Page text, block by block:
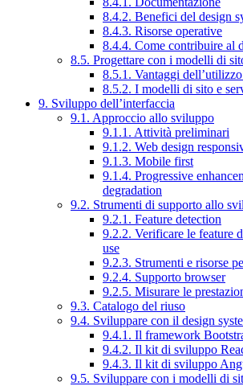
8.4.2. Benefici del design
8.4.3. Risorse operative
8.4.4. Come contribuire al
8.5. Progettare con i modelli di
8.5.1. Vantaggi
8.5.2. I modelli di sito e
9. Sviluppo dell’interfaccia
9.1. Approccio allo sviluppo
9.1.1. Attività preliminari
9.1.2. Web design
9.1.3. Mobile first
9.1.4. Progressive
degradation
9.2. Strumenti di supporto allo
9.2.1. Feature detection
9.2.2. Verificare le feature
use
9.2.3. Strumenti e risorse
9.2.4. Supporto browser
9.2.5. Misurare le
9.3. Catalogo del riuso
9.4. Sviluppare con il design
9.4.1. Il framework
9.4.2. Il kit di sviluppo
9.4.3. Il kit di sviluppo
9.5. Sviluppare con i modelli di